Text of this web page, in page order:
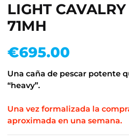
LIGHT
71MH
€695.00
Una caña de pescar potente
“heavy”.
Una vez formalizada la
aproximada en una semana.